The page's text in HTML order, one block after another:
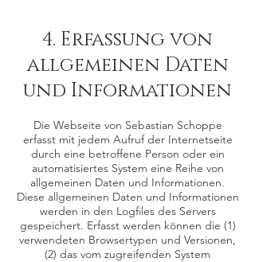
4. Erfassung von
allgemeinen Daten
und Informationen
Die Webseite von Sebastian Schoppe
erfasst mit jedem Aufruf der Internetseite
durch eine betroffene Person oder ein
automatisiertes System eine Reihe von
allgemeinen Daten und Informationen.
Diese allgemeinen Daten und Informationen
werden in den Logfiles des Servers
gespeichert. Erfasst werden können die (1)
verwendeten Browsertypen und Versionen,
(2) das vom zugreifenden System